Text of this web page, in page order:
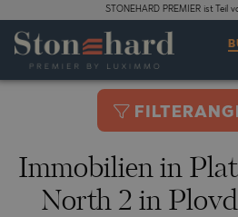
STONEHARD PREMIER ist Teil
Immobilien in
North 2 in